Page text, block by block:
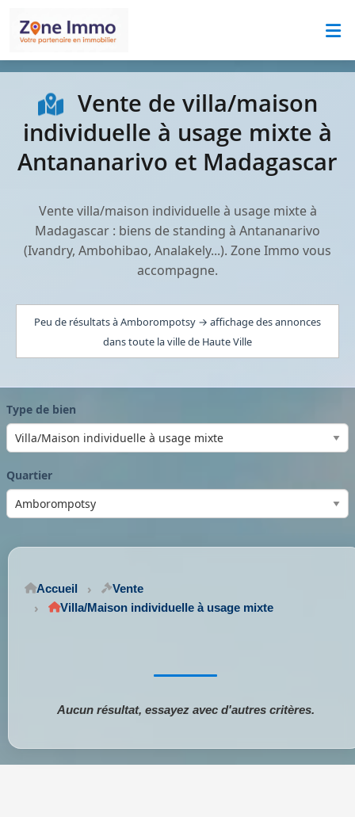
Vente de villa/maison
individuelle à usage mixte à
Antananarivo et Madagascar
Vente villa/maison individuelle à usage mixte à
Madagascar : biens de standing à Antananarivo
(Ivandry, Ambohibao, Analakely...). Zone Immo vous
accompagne.
Peu de résultats à Amborompotsy → affichage des annonces
dans toute la ville de Haute Ville
Type de bien
Quartier
Accueil
Vente
Villa/Maison individuelle à usage mixte
Aucun résultat, essayez avec d'autres critères.